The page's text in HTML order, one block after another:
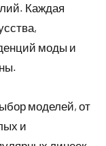
Каждая
моды и
моделей, от
и